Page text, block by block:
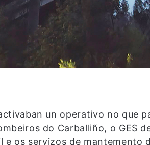
un operativo no que
do Carballiño, o GES
e os servizos de mantemento